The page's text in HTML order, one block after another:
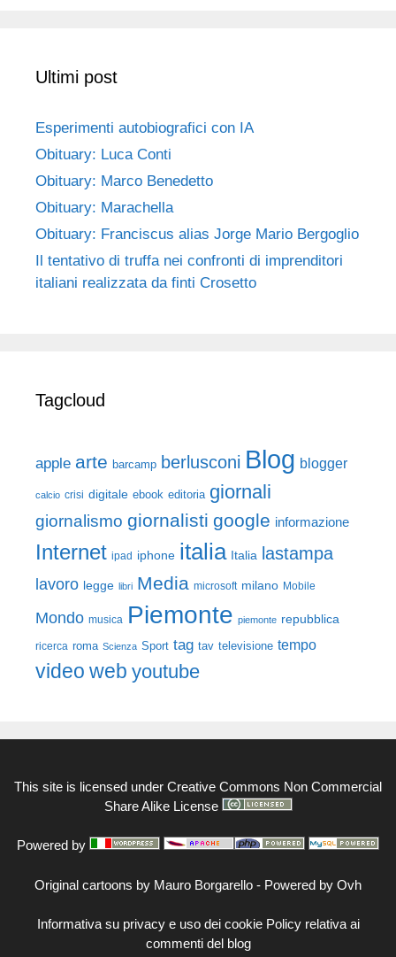
Ultimi post
Esperimenti autobiografici con IA
Obituary: Luca Conti
Obituary: Marco Benedetto
Obituary: Marachella
Obituary: Franciscus alias Jorge Mario Bergoglio
Il tentativo di truffa nei confronti di imprenditori
italiani realizzata da finti Crosetto
Tagcloud
apple arte barcamp berlusconi Blog blogger
calcio crisi digitale ebook editoria giornali
giornalismo giornalisti google informazione
Internet ipad iphone italia Italia lastampa
lavoro legge libri Media microsoft milano Mobile
Mondo musica Piemonte piemonte repubblica
ricerca roma Scienza Sport tag tav televisione tempo
video web youtube
This site is licensed under Creative Commons Non Commercial
Share Alike License
Powered by
Original cartoons by Mauro Borgarello - Powered by Ovh
Informativa su privacy e uso dei cookie Policy relativa ai
commenti del blog